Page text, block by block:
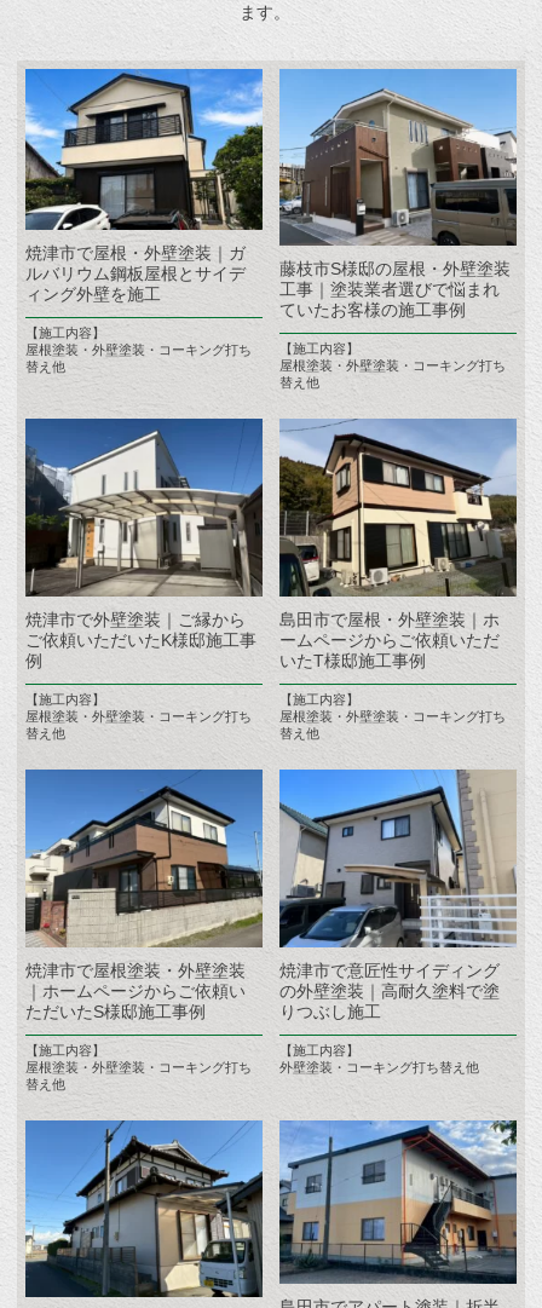
ます。
焼津市で屋根・外壁塗装｜ガ
ルバリウム鋼板屋根とサイデ
ィング外壁を施工
【施工内容】
屋根塗装・外壁塗装・コーキング打ち
替え他
藤枝市S様邸の屋根・外壁塗装
工事｜塗装業者選びで悩まれ
ていたお客様の施工事例
【施工内容】
屋根塗装・外壁塗装・コーキング打ち
替え他
焼津市で外壁塗装｜ご縁から
ご依頼いただいたK様邸施工事
例
【施工内容】
屋根塗装・外壁塗装・コーキング打ち
替え他
島田市で屋根・外壁塗装｜ホ
ームページからご依頼いただ
いたT様邸施工事例
【施工内容】
屋根塗装・外壁塗装・コーキング打ち
替え他
焼津市で屋根塗装・外壁塗装
｜ホームページからご依頼い
ただいたS様邸施工事例
【施工内容】
屋根塗装・外壁塗装・コーキング打ち
替え他
焼津市で意匠性サイディング
の外壁塗装｜高耐久塗料で塗
りつぶし施工
【施工内容】
外壁塗装・コーキング打ち替え他